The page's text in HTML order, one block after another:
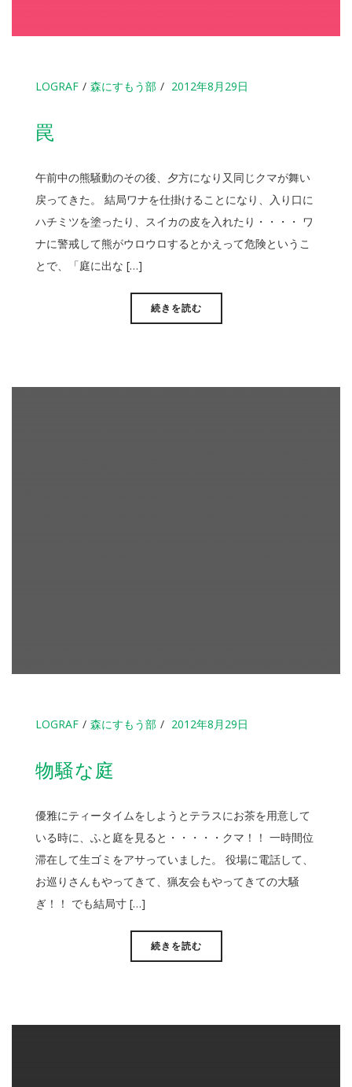
LOGRAF 森にすもう部 2012年8月29日
罠
午前中の熊騒動のその後、夕方になり又同じクマが舞い
戻ってきた。 結局ワナを仕掛けることになり、入り口に
ハチミツを塗ったり、スイカの皮を入れたり・・・・ ワ
ナに警戒して熊がウロウロするとかえって危険というこ
とで、「庭に出な […]
続きを読む
LOGRAF 森にすもう部 2012年8月29日
物騒な庭
優雅にティータイムをしようとテラスにお茶を用意して
いる時に、ふと庭を見ると・・・・・クマ！！ 一時間位
滞在して生ゴミをアサっていました。 役場に電話して、
お巡りさんもやってきて、猟友会もやってきての大騒
ぎ！！ でも結局寸 […]
続きを読む